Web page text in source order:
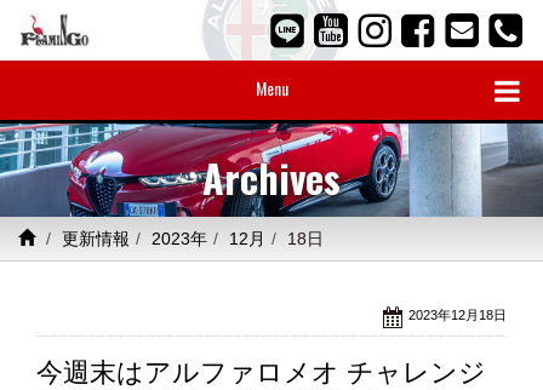
Menu
Archives
更新情報 2023年 12月 18日
2023年12月18日
今週末はアルファロメオ チャレンジ